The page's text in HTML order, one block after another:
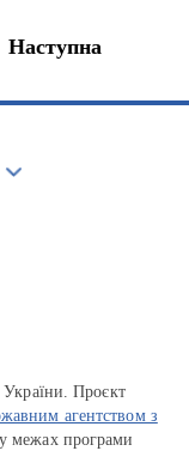
Наступна
України. Проєкт
агентством з
у межах програми